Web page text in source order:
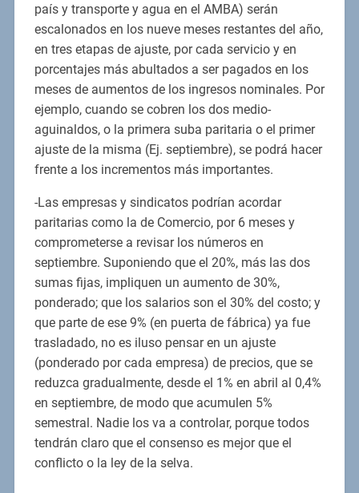
país y transporte y agua en el AMBA) serán
escalonados en los nueve meses restantes del año,
en tres etapas de ajuste, por cada servicio y en
porcentajes más abultados a ser pagados en los
meses de aumentos de los ingresos nominales. Por
ejemplo, cuando se cobren los dos medio-
aguinaldos, o la primera suba paritaria o el primer
ajuste de la misma (Ej. septiembre), se podrá hacer
frente a los incrementos más importantes.
-Las empresas y sindicatos podrían acordar
paritarias como la de Comercio, por 6 meses y
comprometerse a revisar los números en
septiembre. Suponiendo que el 20%, más las dos
sumas fijas, impliquen un aumento de 30%,
ponderado; que los salarios son el 30% del costo; y
que parte de ese 9% (en puerta de fábrica) ya fue
trasladado, no es iluso pensar en un ajuste
(ponderado por cada empresa) de precios, que se
reduzca gradualmente, desde el 1% en abril al 0,4%
en septiembre, de modo que acumulen 5%
semestral. Nadie los va a controlar, porque todos
tendrán claro que el consenso es mejor que el
conflicto o la ley de la selva.